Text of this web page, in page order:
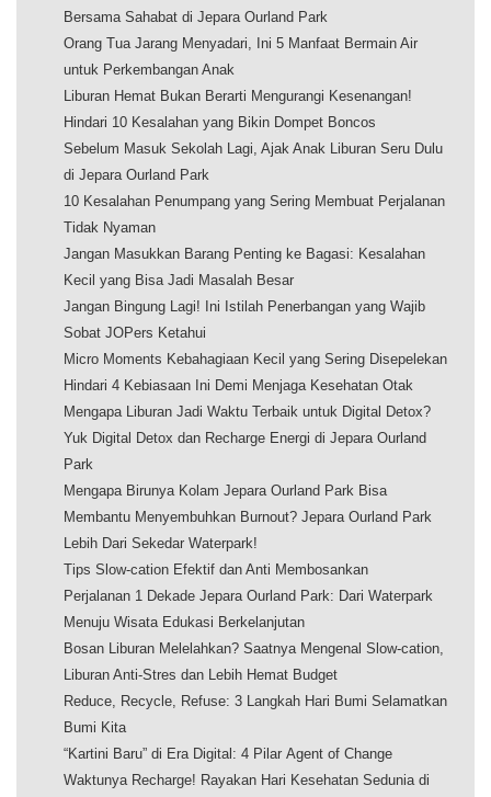
Bersama Sahabat di Jepara Ourland Park
Orang Tua Jarang Menyadari, Ini 5 Manfaat Bermain Air
untuk Perkembangan Anak
Liburan Hemat Bukan Berarti Mengurangi Kesenangan!
Hindari 10 Kesalahan yang Bikin Dompet Boncos
Sebelum Masuk Sekolah Lagi, Ajak Anak Liburan Seru Dulu
di Jepara Ourland Park
10 Kesalahan Penumpang yang Sering Membuat Perjalanan
Tidak Nyaman
Jangan Masukkan Barang Penting ke Bagasi: Kesalahan
Kecil yang Bisa Jadi Masalah Besar
Jangan Bingung Lagi! Ini Istilah Penerbangan yang Wajib
Sobat JOPers Ketahui
Micro Moments Kebahagiaan Kecil yang Sering Disepelekan
Hindari 4 Kebiasaan Ini Demi Menjaga Kesehatan Otak
Mengapa Liburan Jadi Waktu Terbaik untuk Digital Detox?
Yuk Digital Detox dan Recharge Energi di Jepara Ourland
Park
Mengapa Birunya Kolam Jepara Ourland Park Bisa
Membantu Menyembuhkan Burnout? Jepara Ourland Park
Lebih Dari Sekedar Waterpark!
Tips Slow-cation Efektif dan Anti Membosankan
Perjalanan 1 Dekade Jepara Ourland Park: Dari Waterpark
Menuju Wisata Edukasi Berkelanjutan
Bosan Liburan Melelahkan? Saatnya Mengenal Slow-cation,
Liburan Anti-Stres dan Lebih Hemat Budget
Reduce, Recycle, Refuse: 3 Langkah Hari Bumi Selamatkan
Bumi Kita
“Kartini Baru” di Era Digital: 4 Pilar Agent of Change
Waktunya Recharge! Rayakan Hari Kesehatan Sedunia di